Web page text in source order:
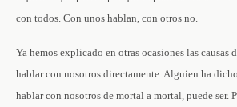
con todos. Con unos hablan, con otros no.
Ya hemos explicado en otras ocasiones las causas
hablar con nosotros directamente. Alguien ha
hablar con nosotros de mortal a mortal, puede ser.